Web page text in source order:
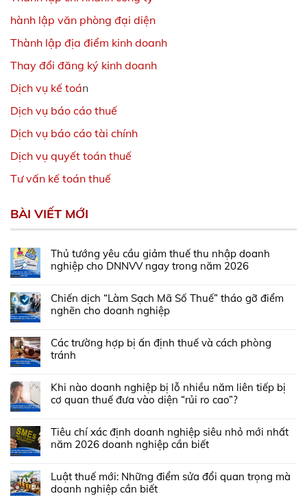
hành lập văn phòng đại diện
Thành lập địa điểm kinh doanh
Thay đổi đăng ký kinh doanh
Dịch vụ kế toán
Dịch vụ báo cáo thuế
Dịch vụ báo cáo tài chính
Dịch vụ quyết toán thuế
Tư vấn kế toán thuế
BÀI VIẾT MỚI
Thủ tướng yêu cầu giảm thuế thu nhập doanh
nghiệp cho DNNVV ngay trong năm 2026
Chiến dịch “Làm Sạch Mã Số Thuế” tháo gỡ điểm
nghẽn cho doanh nghiệp
Các trường hợp bị ấn định thuế và cách phòng
tránh
Khi nào doanh nghiệp bị lỗ nhiều năm liên tiếp bị
cơ quan thuế đưa vào diện “rủi ro cao”?
Tiêu chí xác định doanh nghiệp siêu nhỏ mới nhất
năm 2026 doanh nghiệp cần biết
Luật thuế mới: Những điểm sửa đổi quan trọng mà
doanh nghiệp cần biết